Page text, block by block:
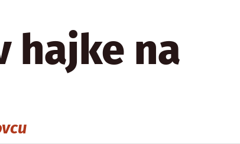
hajke na